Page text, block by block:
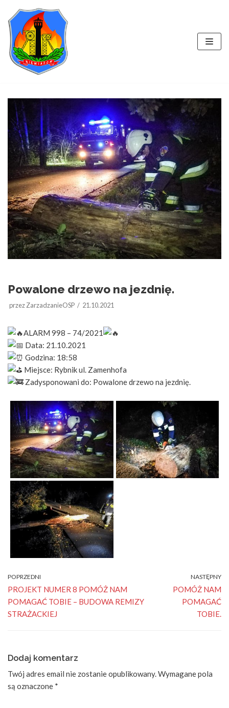
Przejdź
do
treści
Powalone drzewo na jezdnię.
przezZarzadzanieOSP 21.10.2021
ALARM 998 – 74/2021
Data: 21.10.2021
Godzina: 18:58
Miejsce: Rybnik ul. Zamenhofa
Zadysponowani do: Powalone drzewo na jezdnię.
POPRZEDNI
PROJEKT NUMER 8 POMÓŻ NAM
POMAGAĆ TOBIE – BUDOWA REMIZY
STRAŻACKIEJ
NASTĘPNY
POMÓŻ NAM
POMAGAĆ
TOBIE.
Dodaj komentarz
Twój adres email nie zostanie opublikowany.Wymagane pola
są oznaczone *